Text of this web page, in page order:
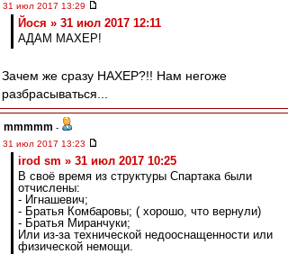
31 июл 2017 13:29
Йося » 31 июл 2017 12:11
АДАМ МАХЕР!
Зачем же сразу НАХЕР?!! Нам негоже
разбрасываться...
mmmmm -
31 июл 2017 13:23
irod sm » 31 июл 2017 10:25
В своё время из структуры Спартака были
отчислены:
- Игнашевич;
- Братья Комбаровы; ( хорошо, что вернули)
- Братья Миранчуки;
Или из-за технической недооснащенности или
физической немощи.